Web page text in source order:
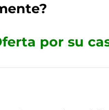
por su